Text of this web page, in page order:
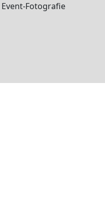
Event-Fotografie